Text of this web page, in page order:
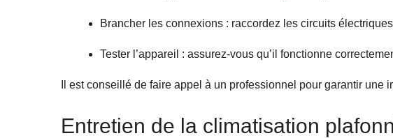
Brancher les connexions : raccordez les circuits
Tester l’appareil : assurez-vous qu’il fonctionne
Il est conseillé de faire appel à un professionnel pour garantir une
Entretien de la climatisation